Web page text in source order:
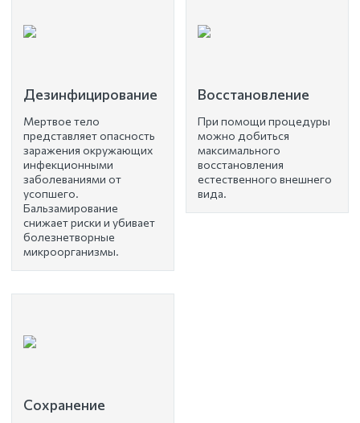
Дезинфицирование
Мертвое тело
представляет опасность
заражения окружающих
инфекционными
заболеваниями от
усопшего.
Бальзамирование
снижает риски и убивает
болезнетворные
микроорганизмы.
Восстановление
При помощи процедуры
можно добиться
максимального
восстановления
естественного внешнего
вида.
Сохранение